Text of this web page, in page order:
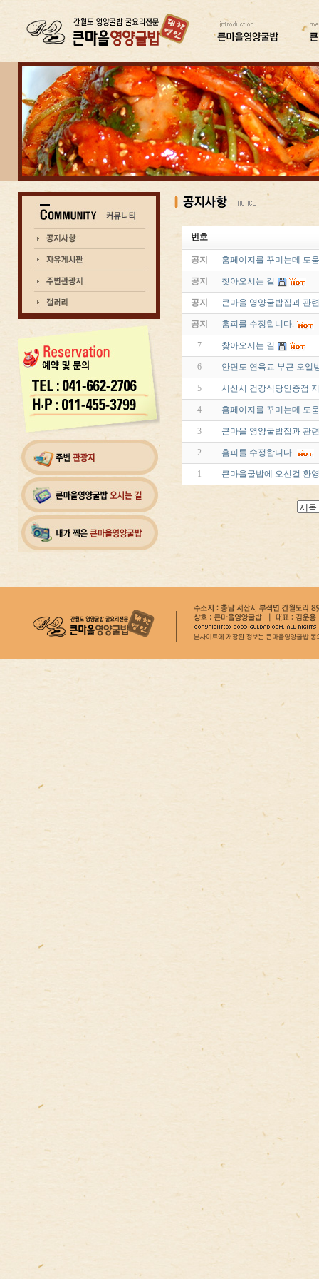
번호
공지 홈페이지를 꾸미는데 도
공지 찾아오시는 길
공지 큰마을 영양굴밥집과 관
공지 홈피를 수정합니다.
7 찾아오시는 길
6 안면도 연육교 부근 오일
5 서산시 건강식당인증점
4 홈페이지를 꾸미는데 도
3 큰마을 영양굴밥집과 관
2 홈피를 수정합니다.
1 큰마을굴밥에 오신걸 환